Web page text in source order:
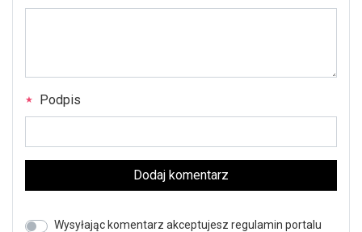
Podpis
Dodaj komentarz
Wysyłając komentarz akceptujesz regulamin portalu